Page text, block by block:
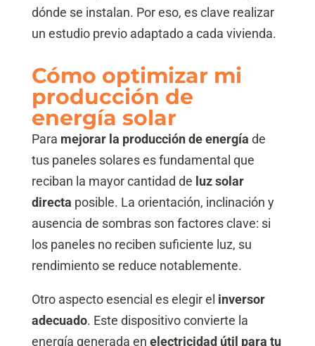
dónde se instalan. Por eso, es clave realizar
un estudio previo adaptado a cada vivienda.
Cómo optimizar mi
producción de
energía solar
Para mejorar la producción de energía de
tus paneles solares es fundamental que
reciban la mayor cantidad de luz solar
directa posible. La orientación, inclinación y
ausencia de sombras son factores clave: si
los paneles no reciben suficiente luz, su
rendimiento se reduce notablemente.
Otro aspecto esencial es elegir el inversor
adecuado. Este dispositivo convierte la
energía generada en electricidad útil para tu